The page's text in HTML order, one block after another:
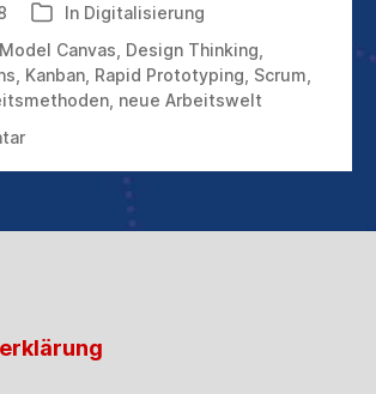
METHODEN
UND
TOOLS
DER
Kategorien
In Digitalisierung
Canvas Design Thinking
Kanban Rapid Prototyping Scrum
neue Arbeitswelt
zu
Unternehmen
Tools
der